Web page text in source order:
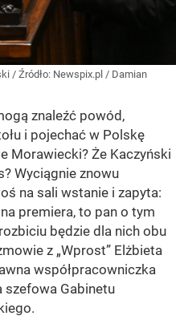
/ Źródło: Newspix.pl / Damian
znaleźć powód,
i pojechać w Polskę
Morawiecki? Że Kaczyński
Wyciągnie znowu
na sali wstanie i zapyta:
premiera, to pan o tym
będzie dla nich obu
z „Wprost” Elżbieta
współpracowniczka
szefowa Gabinetu